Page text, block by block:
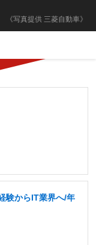
《写真提供 三菱自動車》
験からIT業界へ/年